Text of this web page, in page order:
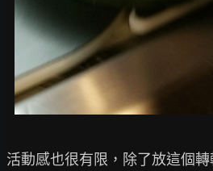
活動感也很有限，除了放這個